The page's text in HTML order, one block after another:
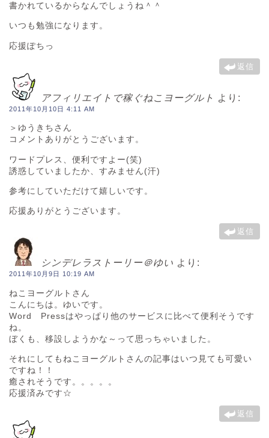
書かれているからなんでしょうね＾＾
いつも勉強になります。
応援ぽちっ
返信
アフィリエイトで稼ぐねこヨーグルト より:
2011年10月10日 4:11 AM
＞ゆうきちさん
コメントありがとうございます。
ワードプレス、便利ですよー(笑)
誘惑していましたか、すみません(汗)
参考にしていただけて嬉しいです。
応援ありがとうございます。
返信
シンデレラストーリー＠ゆい より:
2011年10月9日 10:19 AM
ねこヨーグルトさん
こんにちは。ゆいです。
Word Pressはやっぱり他のサービスに比べて便利そうです
ね。
ぼくも、移設しようかな～って思っちゃいました。
それにしてもねこヨーグルトさんの記事はいつ見ても可愛い
ですね！！
癒されそうです。。。。。
応援済みです☆
返信